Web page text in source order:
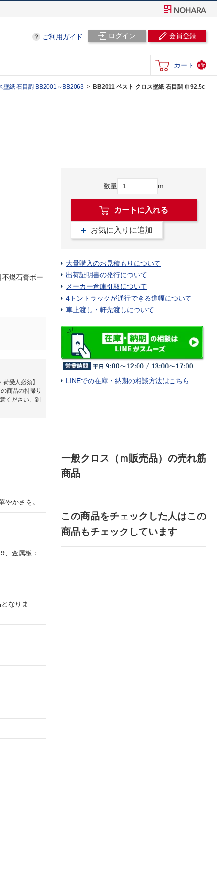
ログイン 会員登録
ご利用ガイド
カート
und
efin
ed
壁紙 石目調 BB2001～BB2063
BB2011 ベスト クロス壁紙 石目調 巾92.5c
不燃石膏ボー
受人必須】
商品の持帰り
ください。到
数量 m
カートに入れる
お気に入りに追加
大量購入のお見積もりについて
出荷証明書の発行について
メーカー倉庫引取について
4トントラックが通行できる道幅について
車上渡し・軒先渡しについて
LINEでの在庫・納期の相談方法はこちら
かさを。
、金属板：
なりま
一般クロス（ｍ販売品）の売れ筋
商品
この商品をチェックした人はこの
商品もチェックしています